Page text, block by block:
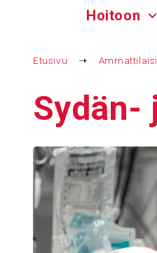
Hoitoon
Etusivu ➝
Sydän-